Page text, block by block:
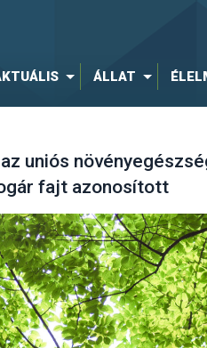
ÁLLAT
uniós
fajt azonosított